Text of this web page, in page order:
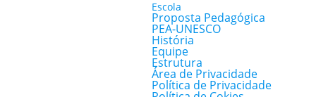
Escola
Proposta Pedagógica
PEA-UNESCO
História
Equipe
Estrutura
Área de Privacidade
Política de Privacidade